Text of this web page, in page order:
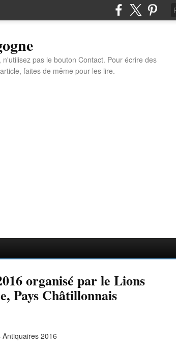
pas le bouton Contact. Pour écrire des
faites de même pour les lire.
organisé par le Lions
Pays Châtillonnais